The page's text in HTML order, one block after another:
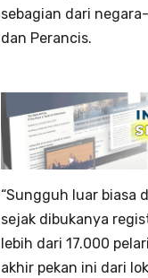
sebagian dari
dan Perancis.
“Sungguh luar biasa
sejak dibukanya
lebih dari 17.000
akhir pekan ini dari